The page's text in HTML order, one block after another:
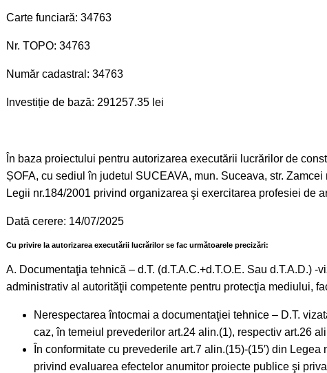
Carte funciară: 34763
Nr. TOPO: 34763
Număr cadastral: 34763
Investiție de bază: 291257.35 lei
În baza proiectului pentru autorizarea executării lucrărilor de
ȘOFA, cu sediul în judetul SUCEAVA, mun. Suceava, str.
Legii nr.184/2001 privind organizarea şi exercitarea profesiei de
Dată cerere: 14/07/2025
Cu privire la autorizarea executării lucrărilor se fac următoarele precizări:
A. Documentaţia tehnică – d.T. (d.T.A.C.+d.T.O.E. Sau d.T.A.D.)
administrativ al autorităţii competente pentru protecţia mediului,
Nerespectarea întocmai a documentaţiei tehnice – D.T.
caz, în temeiul prevederilor art.24 alin.(1), respectiv art.26
În conformitate cu prevederile art.7 alin.(15)-(15′) din
privind evaluarea efectelor anumitor proiecte publice şi